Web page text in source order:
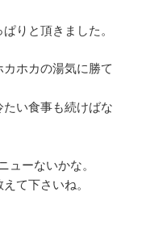
りと頂きました。
ホカの湯気に勝て
い食事も続けばな
ューないかな。
て下さいね。